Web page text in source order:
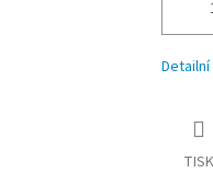
TISK